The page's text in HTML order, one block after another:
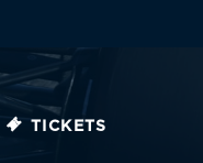
TICKETS